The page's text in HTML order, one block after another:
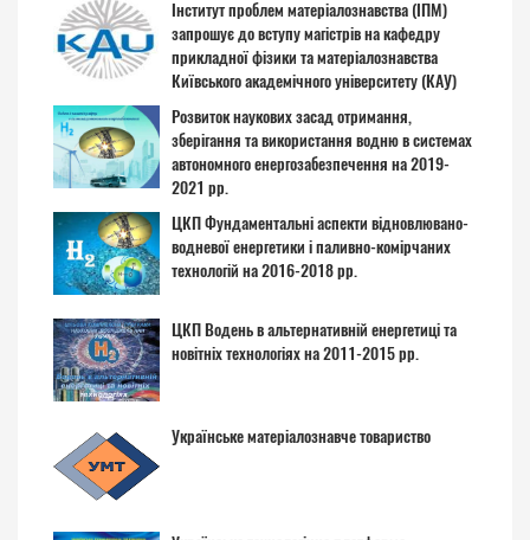
Інститут проблем матеріалознавства (ІПМ)
запрошує до вступу магістрів на кафедру
прикладної фізики та матеріалознавства
Київського академічного університету (КАУ)
Розвиток наукових засад отримання,
зберігання та використання водню в системах
автономного енергозабезпечення на 2019-
2021 рр.
ЦКП Фундаментальні аспекти відновлювано-
водневої енергетики і паливно-комірчаних
технологій на 2016-2018 рр.
ЦКП Водень в альтернативній енергетиці та
новітніх технологіях на 2011-2015 рр.
Українське матеріалознавче товариство